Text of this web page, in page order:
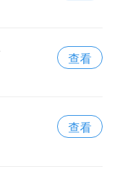
查看
查看